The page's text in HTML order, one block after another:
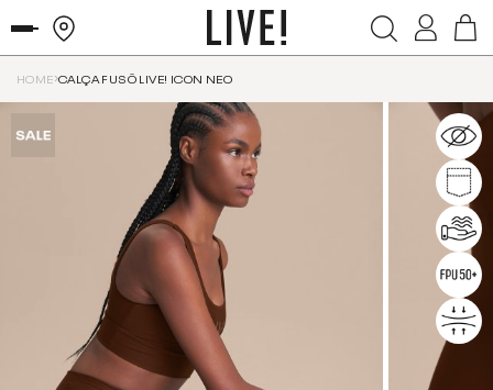
HOME CALÇA FUSÔ LIVE! ICON NEO